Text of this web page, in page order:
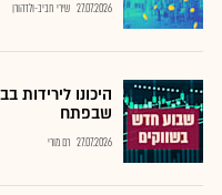
27.07.2026 שירי חביב-ולדהורן
היכונו
שבפתח
27.07.2026 רם מורי